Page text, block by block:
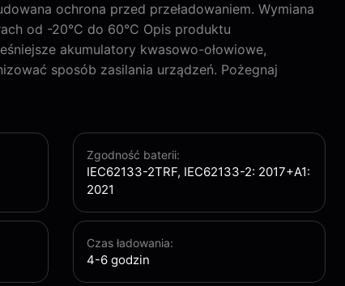
ochrona przed przeładowaniem. Wymiana
od -20°C do 60°C Opis produktu
akumulatory kwasowo-ołowiowe,
sposób zasilania urządzeń. Pożegnaj
Zgodność baterii:
IEC62133-2TRF, IEC62133-2: 2017+A1:
2021
Czas ładowania:
4-6 godzin